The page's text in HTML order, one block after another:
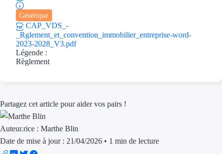
Générique
CAP_VDS_-
_Rglement_et_convention_immobilier_entreprise-word-
2023-2028_V3.pdf
Légende :
Règlement
Partagez cet article pour aider vos pairs !
Auteur.rice : Marthe Blin
Date de mise à jour : 21/04/2026 • 1 min de lecture